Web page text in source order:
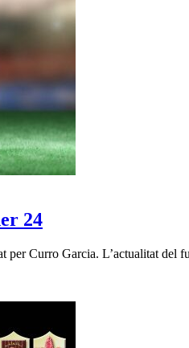
24
per Curro Garcia. L’actualitat del